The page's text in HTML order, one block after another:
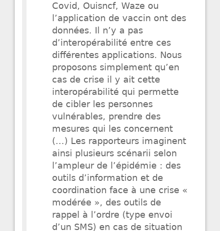
Covid, Ouisncf, Waze ou
l’application de vaccin ont des
données. Il n’y a pas
d’interopérabilité entre ces
différentes applications. Nous
proposons simplement qu’en
cas de crise il y ait cette
interopérabilité qui permette
de cibler les personnes
vulnérables, prendre des
mesures qui les concernent
(...) Les rapporteurs imaginent
ainsi plusieurs scénarii selon
l’ampleur de l’épidémie : des
outils d’information et de
coordination face à une crise «
modérée », des outils de
rappel à l’ordre (type envoi
d’un SMS) en cas de situation